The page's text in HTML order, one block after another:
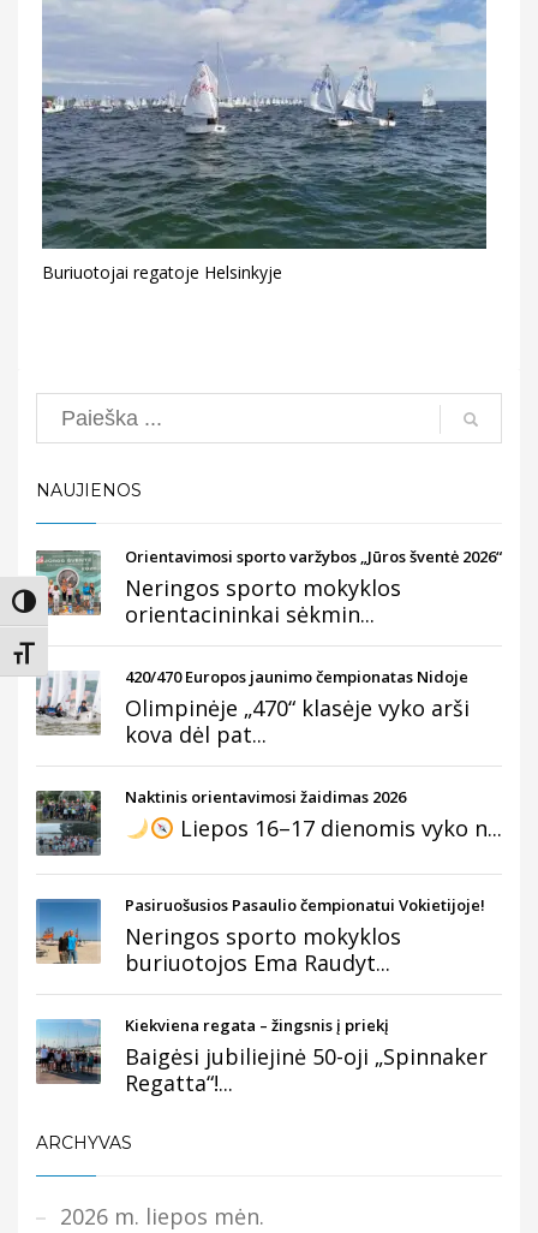
Įjungti didesnį kontrastą
Keisti teksto dydį
Buriuotojai regatoje Helsinkyje
Search
NAUJIENOS
Orientavimosi sporto varžybos „Jūros šventė 2026“
Neringos sporto mokyklos
orientacininkai sėkmin...
420/470 Europos jaunimo čempionatas Nidoje
Olimpinėje „470“ klasėje vyko arši
kova dėl pat...
Naktinis orientavimosi žaidimas 2026
Liepos 16–17 dienomis vyko n...
Pasiruošusios Pasaulio čempionatui Vokietijoje!
Neringos sporto mokyklos
buriuotojos Ema Raudyt...
Kiekviena regata – žingsnis į priekį
Baigėsi jubiliejinė 50-oji „Spinnaker
Regatta“!...
ARCHYVAS
2026 m. liepos mėn.